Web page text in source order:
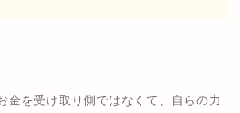
金を受け取り側ではなくて、自らの力